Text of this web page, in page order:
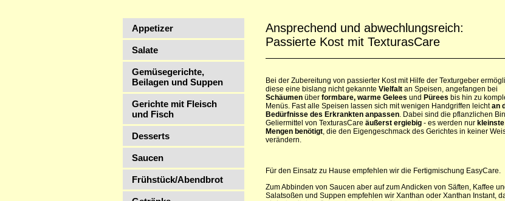
Appetizer
Salate
Gemüsegerichte,
Beilagen und Suppen
Gerichte mit Fleisch
und Fisch
Desserts
Saucen
Frühstück/Abendbrot
Ansprechend und
Passierte Kost mit TexturasCare
Bei der Zubereitung von passierter Kost mit Hilfe der Texturgeber
diese eine bislang nicht gekannte Vielfalt an Speisen, angefangen bei
Schäumen über formbare, warme Gelees und Pürees bis hin zu
Menüs. Fast alle Speisen lassen sich mit wenigen Handgriffen leichtan
Bedürfnisse des Erkrankten anpassen. Dabei sind die pflanzlichen
Geliermittel von TexturasCare äußerst ergiebig - es werden nur kleinste
Mengen benötigt, die den Eigengeschmack des Gerichtes in keiner
verändern.
Für den Einsatz zu Hause empfehlen wir die Fertigmischung EasyCare.
Zum Abbinden von Saucen aber auf zum Andicken von Säften, Kaffee
Salatsoßen und Suppen empfehlen wir Xanthan oder Xanthan Instant,